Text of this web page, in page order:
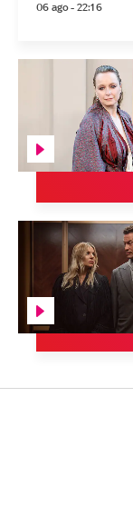
06 ago - 22:16